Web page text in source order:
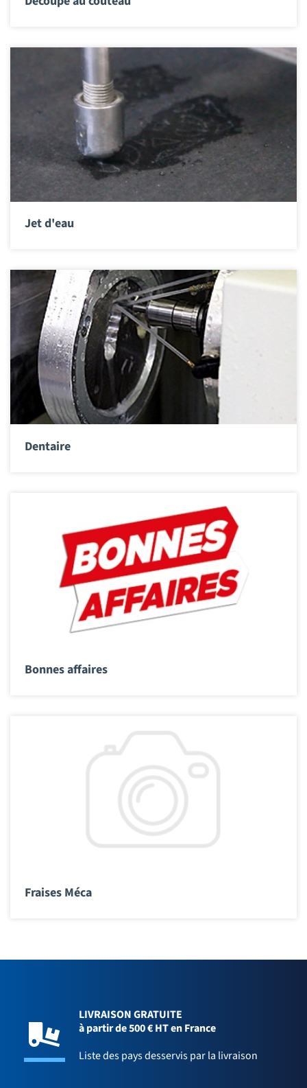
Jet d'eau
Dentaire
Bonnes affaires
Fraises Méca
LIVRAISON GRATUITE
à partir de 500 € HT en France
Liste des pays desservis par la livraison